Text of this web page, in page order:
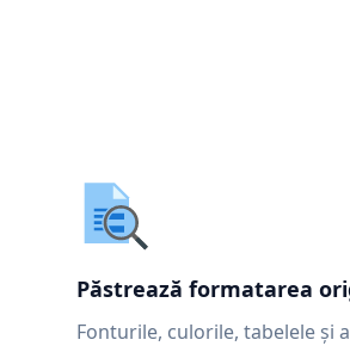
Păstrează formatarea
Fonturile, culorile, tabelele și